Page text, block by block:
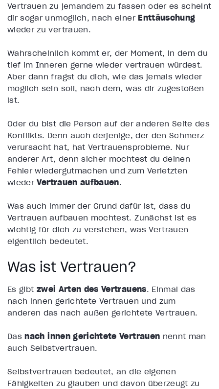
Vertrauen zu jemandem zu fassen oder es scheint
dir sogar unmöglich, nach einerEnttäuschung
wieder zu vertrauen.
Wahrscheinlich kommt er, der Moment, in dem du
tief im Inneren gerne wieder vertrauen würdest.
Aber dann fragst du dich, wie das jemals wieder
möglich sein soll, nach dem, was dir zugestoßen
ist.
Oder du bist die Person auf der anderen Seite des
Konflikts. Denn auch derjenige, der den Schmerz
verursacht hat, hat Vertrauensprobleme. Nur
anderer Art, denn sicher möchtest du deinen
Fehler wiedergutmachen und zum Verletzten
wiederVertrauen aufbauen.
Was auch immer der Grund dafür ist, dass du
Vertrauen aufbauen möchtest. Zunächst ist es
wichtig für dich zu verstehen, was Vertrauen
eigentlich bedeutet.
Was ist Vertrauen?
Es gibt zwei Arten des Vertrauens. Einmal das
nach innen gerichtete Vertrauen und zum
anderen das nach außen gerichtete Vertrauen.
Dasnach innen gerichtete Vertrauen nennt man
auch Selbstvertrauen.
Selbstvertrauen bedeutet, an die eigenen
Fähigkeiten zu glauben und davon überzeugt zu